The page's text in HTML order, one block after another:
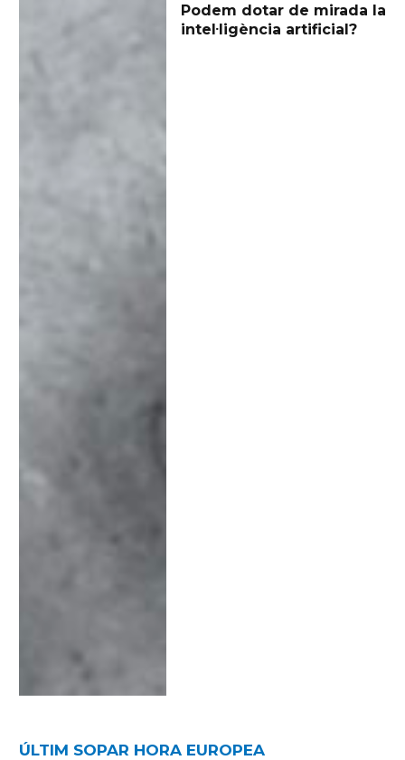
Podem dotar de mirada la
intel·ligència artificial?
ÚLTIM SOPAR HORA EUROPEA